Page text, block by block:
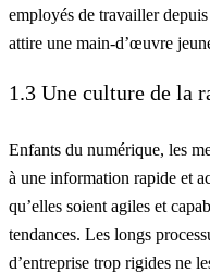
employés de travailler
attire une main-d’œuvre
1.3 Une culture de la
Enfants du numérique, les
à une information rapide et
qu’elles soient agiles et
tendances. Les longs
d’entreprise trop rigides ne